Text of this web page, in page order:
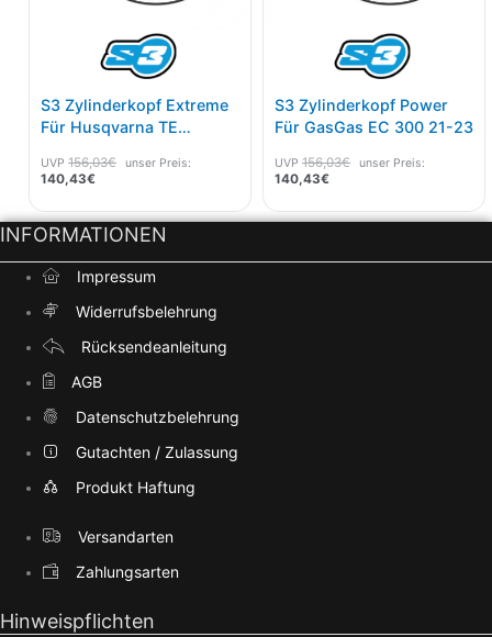
S3 Zylinderkopf Extreme
Für Husqvarna TE
UVP 156,03€ unser Preis:
140,43€
S3 Zylinderkopf Power
Für GasGas EC 300 21-23
UVP 156,03€ unser Preis:
140,43€
INFORMATIONEN
Impressum
Widerrufsbelehrung
Rücksendeanleitung
AGB
Datenschutzbelehrung
Gutachten / Zulassung
Produkt Haftung
Versandarten
Zahlungsarten
Hinweispflichten